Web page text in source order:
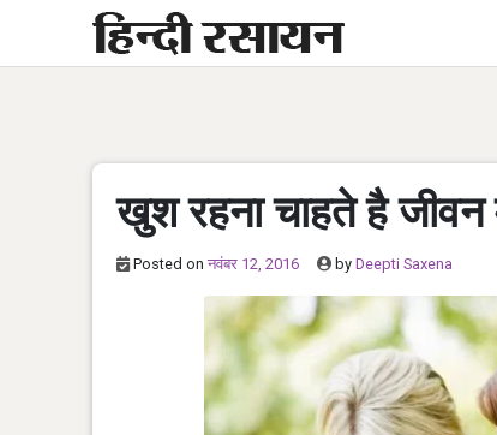
content
खुश रहना चाहते है जीवन
Posted on नवंबर 12, 2016 by Deepti Saxena